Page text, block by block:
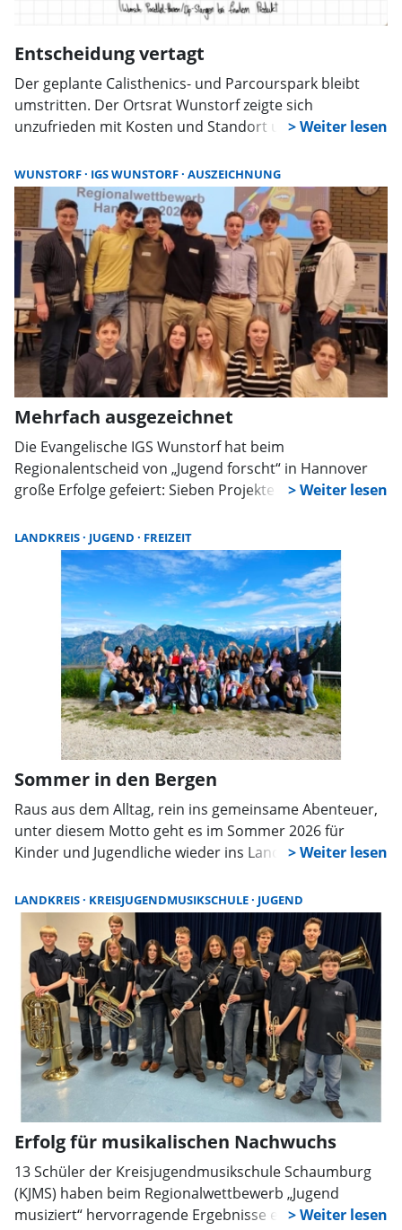
Entscheidung vertagt
Der geplante Calisthenics- und Parcourspark bleibt
umstritten. Der Ortsrat Wunstorf zeigte sich
unzufrieden mit Kosten und Standort und vertagte
gibt es nur bei einer Förderung, etwa über Leader.
WUNSTORF IGS WUNSTORF AUSZEICHNUNG
Mehrfach ausgezeichnet
Die Evangelische IGS Wunstorf hat beim
Regionalentscheid von „Jugend forscht“ in Hannover
große Erfolge gefeiert: Sieben Projekte des
Jury. Die Schüler erreichten einen zweiten Platz, zwei
dritte Plätze sowie zwei Sonderpreise.
LANDKREIS JUGEND FREIZEIT
Sommer in den Bergen
Raus aus dem Alltag, rein ins gemeinsame Abenteuer,
unter diesem Motto geht es im Sommer 2026 für
Kinder und Jugendliche wieder ins Landschulheim
Freizeiten der Kreisjugendpflege Schaumburg bieten
Raum für neue Erfahrungen, Gemeinschaft und
unvergessliche Erlebnisse in den Bergen.
LANDKREIS KREISJUGENDMUSIKSCHULE JUGEND
Erfolg für musikalischen Nachwuchs
13 Schüler der Kreisjugendmusikschule Schaumburg
(KJMS) haben beim Regionalwettbewerb „Jugend
musiziert“ hervorragende Ergebnisse erzielt. „Mit drei